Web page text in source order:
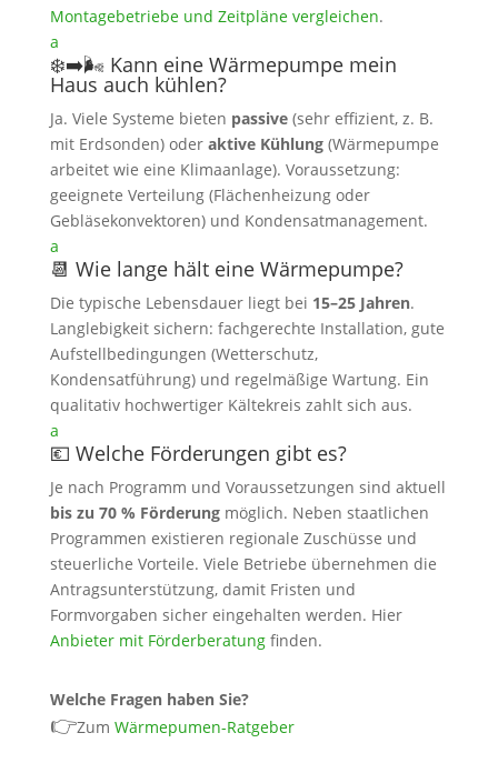
Montagebetriebe und Zeitpläne vergleichen.
a
❄️➡️🌬️ Kann eine Wärmepumpe mein
Haus auch kühlen?
Ja. Viele Systeme bieten passive(sehr effizient, z. B.
mit Erdsonden) oder aktive Kühlung (Wärmepumpe
arbeitet wie eine Klimaanlage). Voraussetzung:
geeignete Verteilung (Flächenheizung oder
Gebläsekonvektoren) und Kondensatmanagement.
a
📆 Wie lange hält eine Wärmepumpe?
Die typische Lebensdauer liegt bei 15–25 Jahren.
Langlebigkeit sichern: fachgerechte Installation, gute
Aufstellbedingungen (Wetterschutz,
Kondensatführung) und regelmäßige Wartung. Ein
qualitativ hochwertiger Kältekreis zahlt sich aus.
a
💶 Welche Förderungen gibt es?
Je nach Programm und Voraussetzungen sind aktuell
bis zu 70 % Förderungmöglich. Neben staatlichen
Programmen existieren regionale Zuschüsse und
steuerliche Vorteile. Viele Betriebe übernehmen die
Antragsunterstützung, damit Fristen und
Formvorgaben sicher eingehalten werden. Hier
Anbieter mit Förderberatungfinden.
Welche Fragen haben Sie?
👉Zum Wärmepumen-Ratgeber